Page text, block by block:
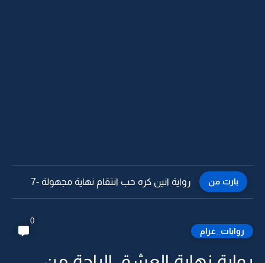
بارت من رواية انين كره حب انتقام نهاية مجهولة -6
روايات_غرام
0